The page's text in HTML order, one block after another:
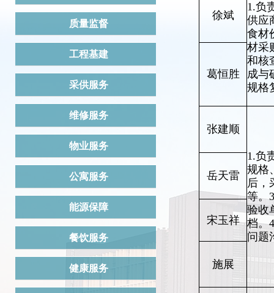
质量监督
工程基建
采供服务
维修服务
物业服务
公寓服务
能源保障
餐饮服务
健康服务
徐斌
1.负
供应
食材
材采
和核
成与
规格
葛恒胜
张建顺
1.负
规格
后，
等。
验收
档。
问题
岳天雷
宋玉祥
施展